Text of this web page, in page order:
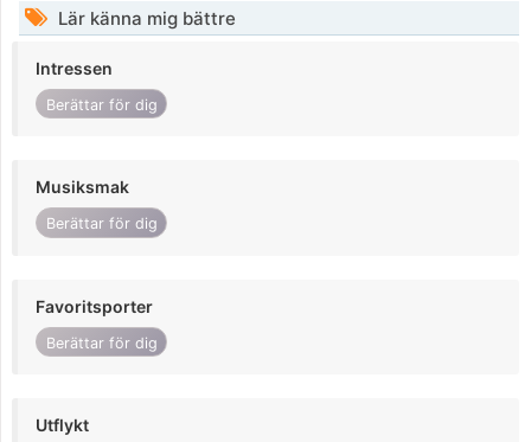
Lär känna mig bättre
Intressen
Berättar för dig
Musiksmak
Berättar för dig
Favoritsporter
Berättar för dig
Utflykt